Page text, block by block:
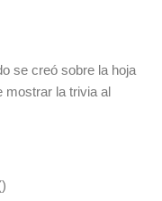
se creó sobre la hoja
mostrar la trivia al